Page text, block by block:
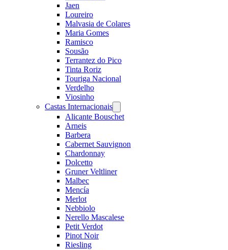
Jaen
Loureiro
Malvasia de Colares
Maria Gomes
Ramisco
Sousão
Terrantez do Pico
Tinta Roriz
Touriga Nacional
Verdelho
Viosinho
Castas Internacionais
menu
Alicante Bouschet
Arneis
Barbera
Cabernet Sauvignon
Chardonnay
Dolcetto
Gruner Veltliner
Malbec
Mencía
Merlot
Nebbiolo
Nerello Mascalese
Petit Verdot
Pinot Noir
Riesling